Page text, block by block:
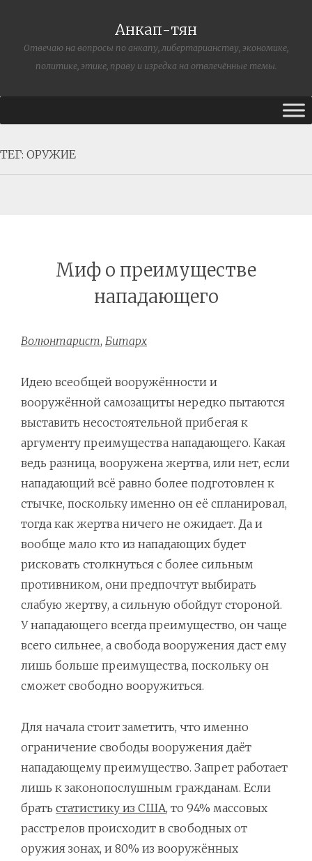
Анкап-тян
Отвечаю на вопросы по анкапу, либертарианству, экономике,
политике, этике, праву и изредка на отвлечённые темы.
ТЕГ: ОРУЖИЕ
Миф о преимуществе
нападающего
Волюнтарист, Битарх
Идею всеобщей вооружённости и
вооружённой самозащиты нередко пытаются
выставить несостоятельной прибегая к
аргументу преимущества нападающего. Какая
ведь разница, вооружена жертва, или нет, если
нападающий всё равно более подготовлен к
стычке, поскольку именно он её спланировал,
тогда как жертва ничего не ожидает. Да и
вообще мало кто из нападающих будет
рисковать столкнуться с более сильным
противником, они предпочтут выбирать
слабую жертву, а сильную обойдут стороной.
У нападающего всегда преимущество, он чаще
всего сильнее, а свобода вооружения даст ему
лишь больше преимущества, поскольку он
сможет свободно вооружиться.
Для начала стоит заметить, что именно
ограничение свободы вооружения даёт
нападающему преимущество. Запрет работает
лишь к законопослушным гражданам. Если
брать статистику из США, то 94% массовых
расстрелов происходит в свободных от
оружия зонах, и 80% из вооружённых